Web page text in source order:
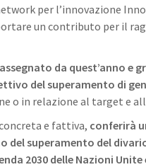
per l’innovazione
un contributo per il
da quest’anno e
del superamento di
o in relazione al target e
e fattiva, conferirà
superamento del
2030 delle Nazioni